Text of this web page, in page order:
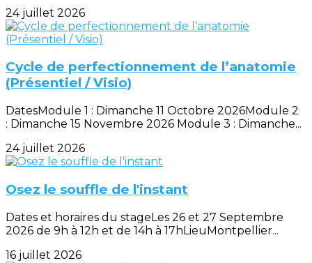
24 juillet 2026
Cycle de perfectionnement de l’anatomie
(Présentiel / Visio)
DatesModule 1 : Dimanche 11 Octobre 2026Module 2
: Dimanche 15 Novembre 2026 Module 3 : Dimanche...
24 juillet 2026
Osez le souffle de l'instant
Dates et horaires du stageLes 26 et 27 Septembre
2026 de 9h à 12h et de 14h à 17hLieuMontpellier...
16 juillet 2026